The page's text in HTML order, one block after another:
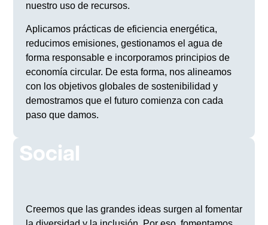
nuestro uso de recursos.
Aplicamos prácticas de eficiencia energética,
reducimos emisiones, gestionamos el agua de
forma responsable e incorporamos principios de
economía circular. De esta forma, nos alineamos
con los objetivos globales de sostenibilidad y
demostramos que el futuro comienza con cada
paso que damos.
Social
Creemos que las grandes ideas surgen al fomentar